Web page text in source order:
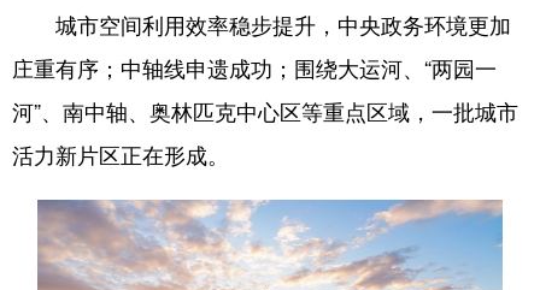
城市空间利用效率稳步提升，中央政务环境更加
庄重有序；中轴线申遗成功；围绕大运河、“两园一
河”、南中轴、奥林匹克中心区等重点区域，一批城市
活力新片区正在形成。